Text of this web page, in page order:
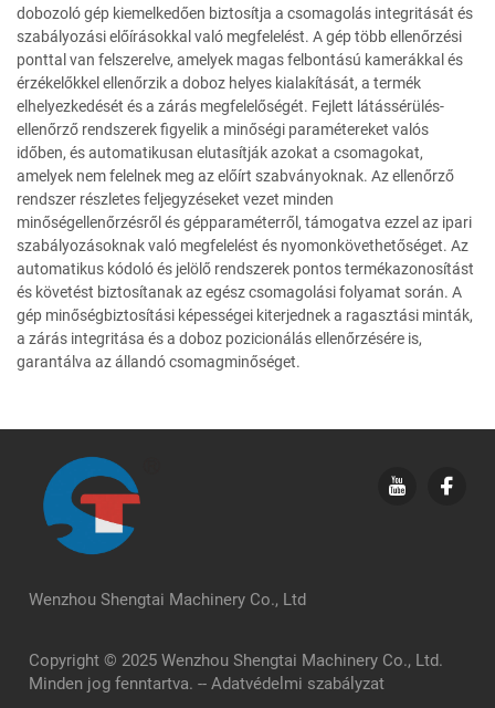
dobozoló gép kiemelkedően biztosítja a csomagolás integritását és
szabályozási előírásokkal való megfelelést. A gép több ellenőrzési
ponttal van felszerelve, amelyek magas felbontású kamerákkal és
érzékelőkkel ellenőrzik a doboz helyes kialakítását, a termék
elhelyezkedését és a zárás megfelelőségét. Fejlett látássérülés-
ellenőrző rendszerek figyelik a minőségi paramétereket valós
időben, és automatikusan elutasítják azokat a csomagokat,
amelyek nem felelnek meg az előírt szabványoknak. Az ellenőrző
rendszer részletes feljegyzéseket vezet minden
minőségellenőrzésről és gépparaméterről, támogatva ezzel az ipari
szabályozásoknak való megfelelést és nyomonkövethetőséget. Az
automatikus kódoló és jelölő rendszerek pontos termékazonosítást
és követést biztosítanak az egész csomagolási folyamat során. A
gép minőségbiztosítási képességei kiterjednek a ragasztási minták,
a zárás integritása és a doboz pozicionálás ellenőrzésére is,
garantálva az állandó csomagminőséget.
Wenzhou Shengtai Machinery Co., Ltd
Copyright © 2025 Wenzhou Shengtai Machinery Co., Ltd.
Minden jog fenntartva. -- Adatvédelmi szabályzat